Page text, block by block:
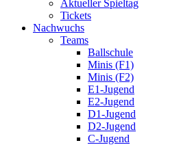
Aktueller Spieltag
Tickets
Nachwuchs
Teams
Ballschule
Minis (F1)
Minis (F2)
E1-Jugend
E2-Jugend
D1-Jugend
D2-Jugend
C-Jugend